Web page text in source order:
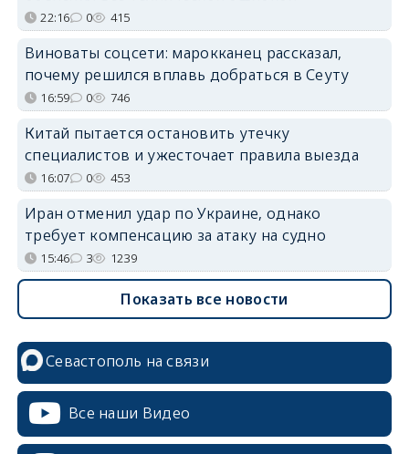
22:16 0 415
Виноваты соцсети: марокканец рассказал,
почему решился вплавь добраться в Сеуту
16:59 0 746
Китай пытается остановить утечку
специалистов и ужесточает правила выезда
16:07 0 453
Иран отменил удар по Украине, однако
требует компенсацию за атаку на судно
15:46 3 1239
Показать все новости
Севастополь на связи
Все наши Видео